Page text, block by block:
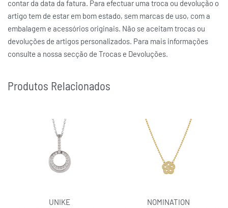
contar da data da fatura. Para efectuar uma troca ou devolução o
artigo tem de estar em bom estado, sem marcas de uso, com a
embalagem e acessórios originais. Não se aceitam trocas ou
devoluções de artigos personalizados. Para mais informações
consulte a nossa secção de Trocas e Devoluções.
Produtos Relacionados
UNIKE NOMINATION